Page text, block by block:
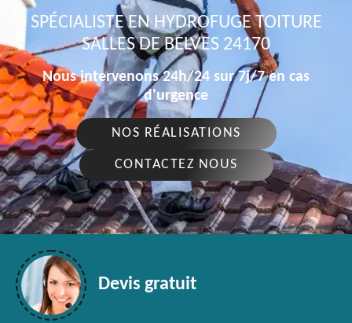
SPÉCIALISTE EN HYDROFUGE TOITURE
SALLES DE BELVES 24170
Nous intervenons 24h/24 sur 7j/7 en cas
d'urgence
NOS RÉALISATIONS
CONTACTEZ NOUS
Devis gratuit